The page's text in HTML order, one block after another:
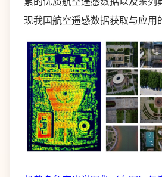
现我国航空遥感数据获取与应用